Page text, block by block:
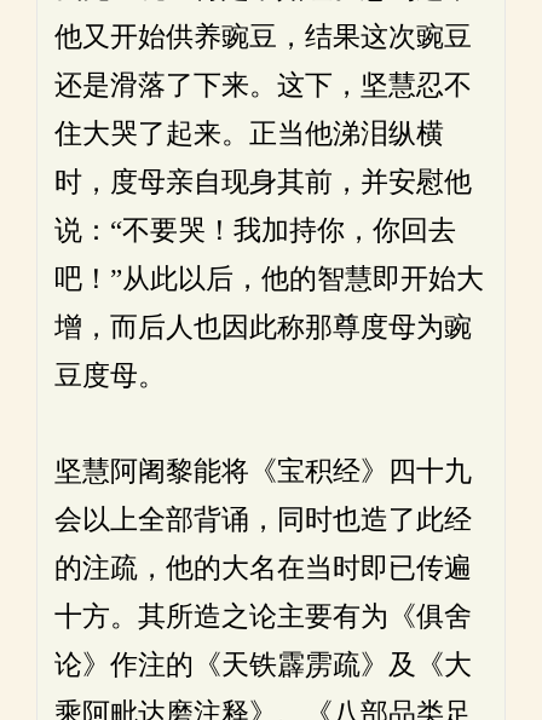
他又开始供养豌豆，结果这次豌豆
还是滑落了下来。这下，坚慧忍不
住大哭了起来。正当他涕泪纵横
时，度母亲自现身其前，并安慰他
说：“不要哭！我加持你，你回去
吧！”从此以后，他的智慧即开始大
增，而后人也因此称那尊度母为豌
豆度母。
坚慧阿阇黎能将《宝积经》四十九
会以上全部背诵，同时也造了此经
的注疏，他的大名在当时即已传遍
十方。其所造之论主要有为《俱舍
论》作注的《天铁霹雳疏》及《大
乘阿毗达磨注释》、《八部品类足